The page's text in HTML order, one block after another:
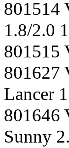
801514
1.8/2.0
801515
801627
Lancer
801646
Sunny